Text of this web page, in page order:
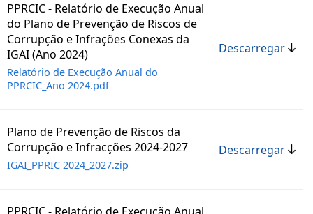
PPRCIC - Relatório de Execução Anual
do Plano de Prevenção de Riscos de
Corrupção e Infrações Conexas da
IGAI (Ano 2024)
Relatório de Execução Anual do
PPRCIC_Ano 2024.pdf
Descarregar
Plano de Prevenção de Riscos da
Corrupção e Infracções 2024-2027
IGAI_PPRIC 2024_2027.zip
Descarregar